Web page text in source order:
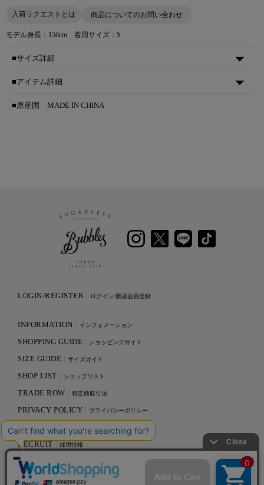
入荷リクエストとは 商品についてのお問い合わせ
モデル身長：156cm 着用サイズ：S
■サイズ詳細
■アイテム詳細
■原産国 MADE IN CHINA
LOGIN/REGISTER ログイン/新規会員登録
INFORMATION インフォメーション
SHOPPING GUIDE ショッピングガイド
SIZE GUIDE サイズガイド
SHOP LIST ショップリスト
TRADE ROW 特定商取引法
PRIVACY POLICY プライバシーポリシー
CONTACT お問い合わせ
RECRUIT 採用情報